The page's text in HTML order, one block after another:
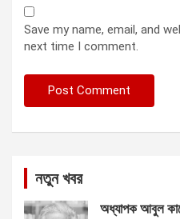
Save my name, email, and
next time I comment.
নতুন খবর
অধ্যাপক আবুল